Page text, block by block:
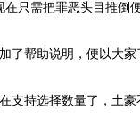
只需把罪恶头目推倒
了帮助说明，便以大家
支持选择数量了，土豪